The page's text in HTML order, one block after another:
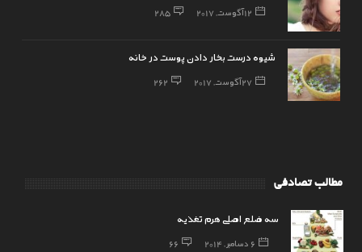
12 آگوست, 2017 285
شیوه درست بخار دادن پوست در خانه
27 آگوست, 2017 262
مطالب تصادفی
سه ضلع اصلی هرم تغذیه
6 دسامبر, 2014 66